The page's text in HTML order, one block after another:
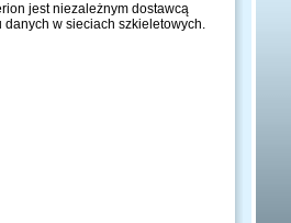
jest niezależnym dostawcą
danych w sieciach szkieletowych.